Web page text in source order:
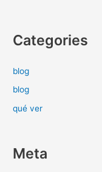
Categories
blog
blog
qué ver
Meta